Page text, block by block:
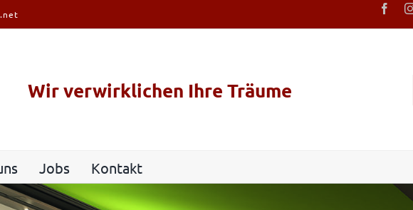
Wir verwirklichen Ihre Träume
Jobs Kontakt